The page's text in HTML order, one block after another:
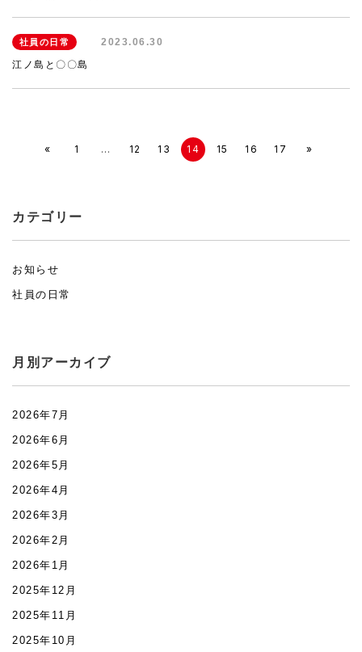
社員の日常 2023.06.30
江ノ島と〇〇島
« 1 … 12 13 14 15 16 17 »
カテゴリー
お知らせ
社員の日常
月別アーカイブ
2026年7月
2026年6月
2026年5月
2026年4月
2026年3月
2026年2月
2026年1月
2025年12月
2025年11月
2025年10月